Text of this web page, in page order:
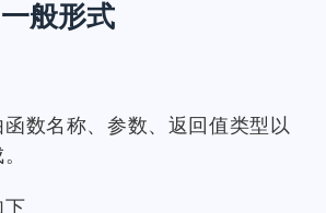
般形式
数名称、参数、返回值类型以
下